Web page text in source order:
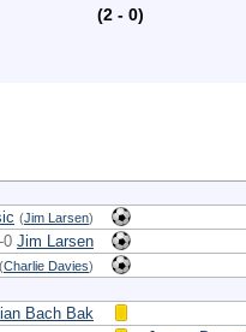
(2 - 0)
(Jim Larsen)
0 Jim Larsen
(Charlie Davies)
Bach Bak